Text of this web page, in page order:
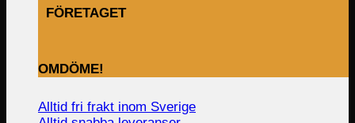
FÖRETAGET
OMDÖME!
Alltid fri frakt inom Sverige